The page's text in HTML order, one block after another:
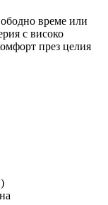
време или
с високо
през целия